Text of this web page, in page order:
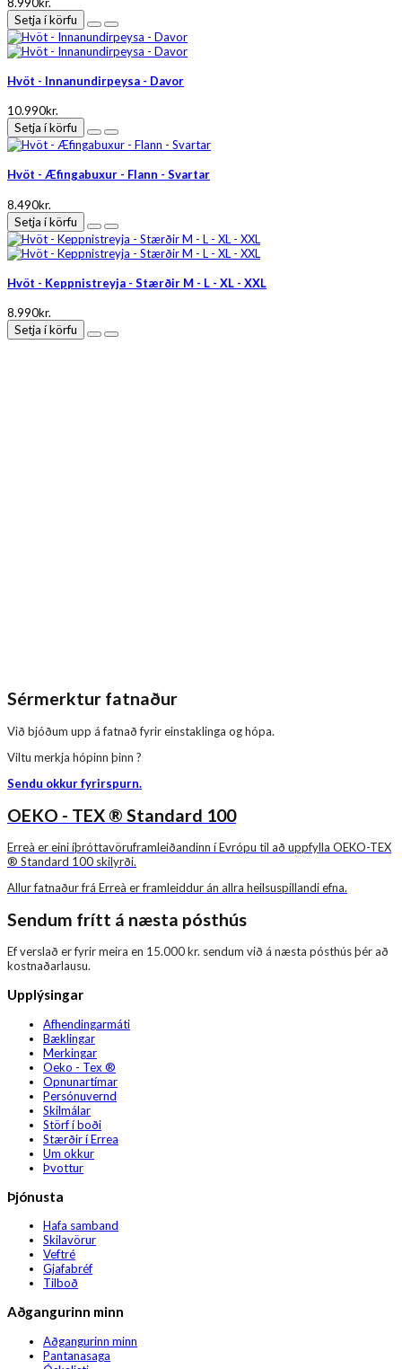
Setja í körfu
Hvöt - Innanundirpeysa - Davor
10.990kr.
Setja í körfu
Hvöt - Æfingabuxur - Flann - Svartar
8.490kr.
Setja í körfu
Hvöt - Keppnistreyja - Stærðir M - L - XL - XXL
8.990kr.
Setja í körfu
Sérmerktur fatnaður
Við bjóðum upp á fatnað fyrir einstaklinga og hópa.
Viltu merkja hópinn þinn ?
Sendu okkur fyrirspurn.
OEKO - TEX ® Standard 100
Erreà er eini íþróttavöruframleiðandinn í Evrópu til að uppfylla OEKO-TEX
® Standard 100 skilyrði.
Allur fatnaður frá Erreà er framleiddur án allra heilsuspillandi efna.
Sendum frítt á næsta pósthús
Ef verslað er fyrir meira en 15.000 kr. sendum við á næsta pósthús þér að
kostnaðarlausu.
Upplýsingar
Afhendingarmáti
Bæklingar
Merkingar
Oeko - Tex ®
Opnunartímar
Persónuvernd
Skilmálar
Störf í boði
Stærðir í Errea
Um okkur
Þvottur
Þjónusta
Hafa samband
Skilavörur
Veftré
Gjafabréf
Tilboð
Aðgangurinn minn
Aðgangurinn minn
Pantanasaga